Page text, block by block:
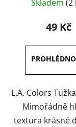
5,0
z
5
Skladem (2
49 Kč
L.A. Colors
Mimořádně
textura krásně